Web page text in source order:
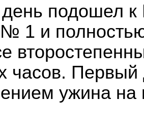
подошел
1 и
часов. Первый
ужина на